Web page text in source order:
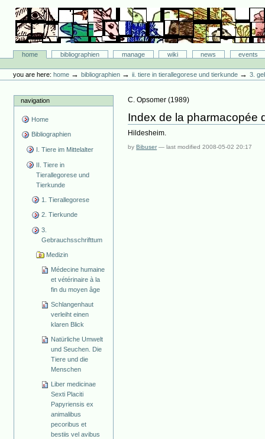
content.
navigation
Bibliographie-Portal
Sectionshome bibliographien manage wiki news
events
tools
you are here: home →bibliographien →ii. tiere in tierallegorese und tierkunde →3.
navigation
Home
Bibliographien
I. Tiere im Mittelalter
II. Tiere in
Tierallegorese und
Tierkunde
1. Tierallegorese
2. Tierkunde
3.
Gebrauchsschrifttum
Medizin
Médecine humaine
et vétérinaire à la
fin du moyen âge
Schlangenhaut
verleiht einen
klaren Blick
Natürliche Umwelt
und Seuchen. Die
Tiere und die
Menschen
Liber medicinae
Sexti Placiti
Papyriensis ex
animalibus
pecoribus et
bestiis vel avibus
C. Opsomer (1989)
Index de la pharmacopée
Hildesheim.
byBibuser —last modified2008-05-02 20:17